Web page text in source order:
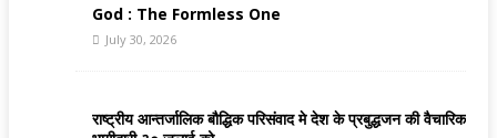
God : The Formless One
July 30, 2026
राष्ट्रीय आन्तर्जालिक बौद्धिक परिसंवाद मे देश के प्रबुद्धजन की वैचारिक